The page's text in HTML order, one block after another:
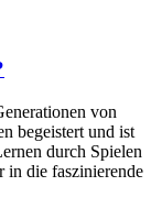
von
begeistert und ist
durch Spielen
in die faszinierende